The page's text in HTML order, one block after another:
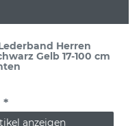
Herren
Gelb 17-100 cm
*
anzeigen